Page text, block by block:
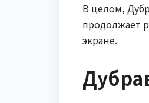
В целом,
продолжает
экране.